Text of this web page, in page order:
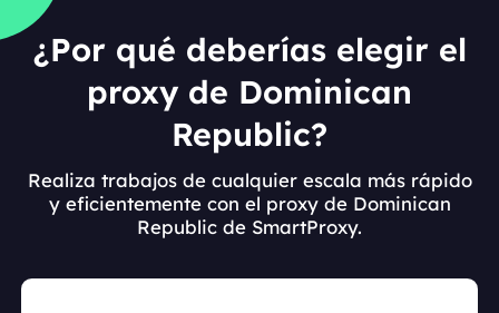
¿Por qué deberías elegir el
proxy de Dominican
Republic?
Realiza trabajos de cualquier escala más rápido
y eficientemente con el proxy de Dominican
Republic de SmartProxy.